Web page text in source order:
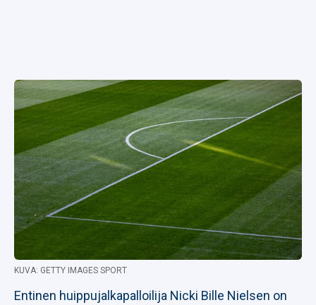
KUVA: GETTY IMAGES SPORT
Entinen huippujalkapalloilija Nicki Bille Nielsen on